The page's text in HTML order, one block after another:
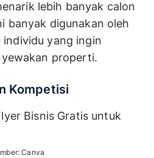
lebih banyak calon
banyak digunakan oleh
individu yang ingin
properti.
Kompetisi
Canva